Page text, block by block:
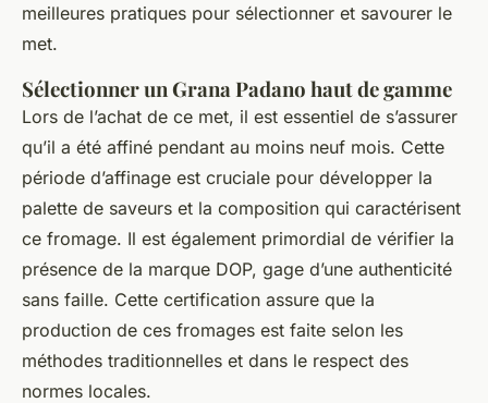
meilleures pratiques pour sélectionner et savourer le
met.
Sélectionner un Grana Padano haut de gamme
Lors de l’achat de ce met, il est essentiel de s’assurer
qu’il a été affiné pendant au moins neuf mois. Cette
période d’affinage est cruciale pour développer la
palette de saveurs et la composition qui caractérisent
ce fromage. Il est également primordial de vérifier la
présence de la marque DOP, gage d’une authenticité
sans faille. Cette certification assure que la
production de ces fromages est faite selon les
méthodes traditionnelles et dans le respect des
normes locales.